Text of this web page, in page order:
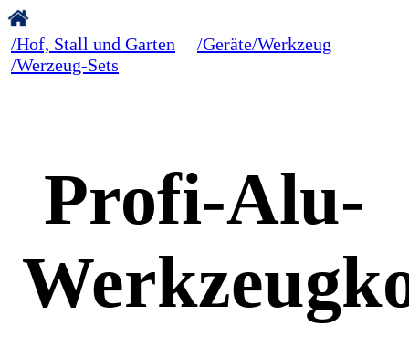
/Hof, Stall und Garten
/Geräte/Werkzeug
/Werzeug-Sets
Profi-Alu-